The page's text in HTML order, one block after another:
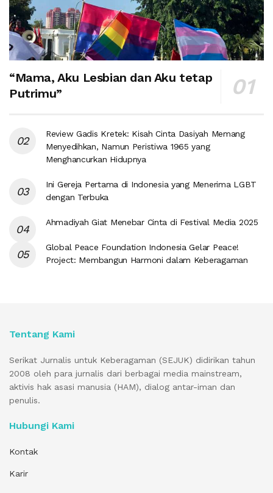
“Mama, Aku Lesbian dan Aku tetap
Putrimu”
Review Gadis Kretek: Kisah Cinta Dasiyah Memang
Menyedihkan, Namun Peristiwa 1965 yang
Menghancurkan Hidupnya
Ini Gereja Pertama di Indonesia yang Menerima LGBT
dengan Terbuka
Ahmadiyah Giat Menebar Cinta di Festival Media 2025
Global Peace Foundation Indonesia Gelar Peace!
Project: Membangun Harmoni dalam Keberagaman
Tentang Kami
Serikat Jurnalis untuk Keberagaman (SEJUK) didirikan tahun
2008 oleh para jurnalis dari berbagai media mainstream,
aktivis hak asasi manusia (HAM), dialog antar-iman dan
penulis.
Hubungi Kami
Kontak
Karir